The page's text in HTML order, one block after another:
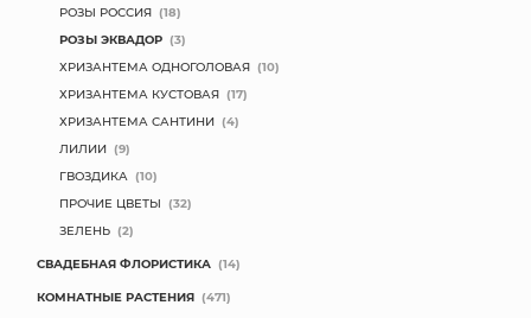
РОЗЫ РОССИЯ (18)
РОЗЫ ЭКВАДОР (3)
ХРИЗАНТЕМА ОДНОГОЛОВАЯ (10)
ХРИЗАНТЕМА КУСТОВАЯ (17)
ХРИЗАНТЕМА САНТИНИ (4)
ЛИЛИИ (9)
ГВОЗДИКА (10)
ПРОЧИЕ ЦВЕТЫ (32)
ЗЕЛЕНЬ (2)
СВАДЕБНАЯ ФЛОРИСТИКА (14)
КОМНАТНЫЕ РАСТЕНИЯ (471)